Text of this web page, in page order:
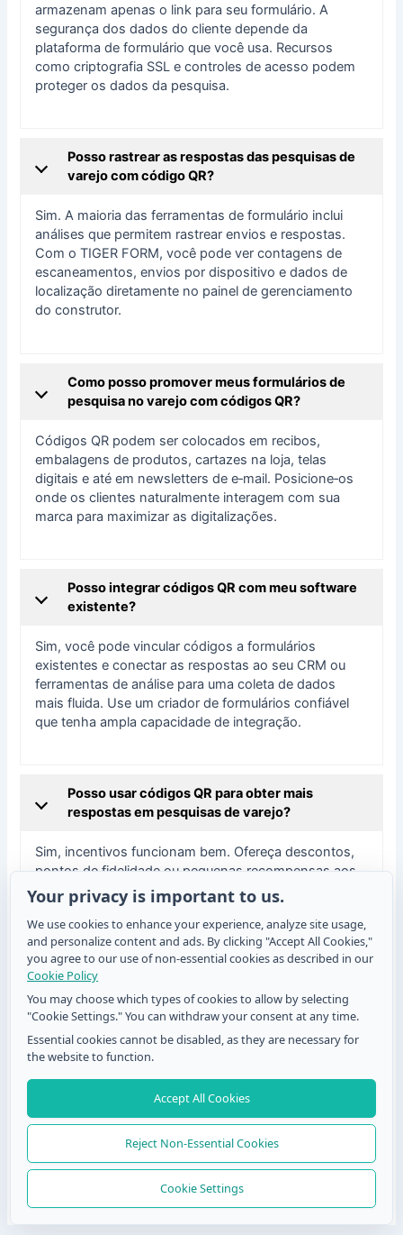
armazenam apenas o link para seu formulário. A
segurança dos dados do cliente depende da
plataforma de formulário que você usa. Recursos
como criptografia SSL e controles de acesso podem
proteger os dados da pesquisa.
Posso rastrear as respostas das pesquisas de
varejo com código QR?
Sim. A maioria das ferramentas de formulário inclui
análises que permitem rastrear envios e respostas.
Com o TIGER FORM, você pode ver contagens de
escaneamentos, envios por dispositivo e dados de
localização diretamente no painel de gerenciamento
do construtor.
Como posso promover meus formulários de
pesquisa no varejo com códigos QR?
Códigos QR podem ser colocados em recibos,
embalagens de produtos, cartazes na loja, telas
digitais e até em newsletters de e‑mail. Posicione‑os
onde os clientes naturalmente interagem com sua
marca para maximizar as digitalizações.
Posso integrar códigos QR com meu software
existente?
Sim, você pode vincular códigos a formulários
existentes e conectar as respostas ao seu CRM ou
ferramentas de análise para uma coleta de dados
mais fluida. Use um criador de formulários confiável
que tenha ampla capacidade de integração.
Posso usar códigos QR para obter mais
respostas em pesquisas de varejo?
Sim, incentivos funcionam bem. Ofereça descontos,
pontos de fidelidade ou pequenas recompensas aos
clientes que digitalizarem o código QR e enviarem a
pesquisa. Isso aumenta a participação enquanto
também constrói lealdade do cliente.
Existem limitações no uso de códigos QR para
formulários?
As limitações são mínimas. Os clientes precisam de
um smartphone com câmera ou scanner de QR e
acesso à internet para abrir o formulário. Desde que
esses requisitos básicos estejam presentes, os
coletar feedback.
Your privacy is important to us.
We use cookies to enhance your experience, analyze site usage,
and personalize content and ads. By clicking "Accept All Cookies,"
you agree to our use of non-essential cookies as described in our
Cookie Policy
You may choose which types of cookies to allow by selecting
"Cookie Settings." You can withdraw your consent at any time.
Essential cookies cannot be disabled, as they are necessary for
the website to function.
Accept All Cookies
Reject Non-Essential Cookies
Cookie Settings